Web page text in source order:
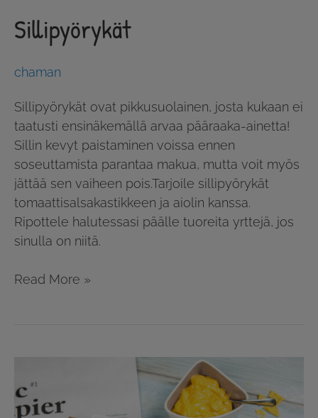
Sillipyörykät
chaman
Sillipyörykät ovat pikkusuolainen, josta kukaan ei
taatusti ensinäkemällä arvaa pääraaka-ainetta!
Sillin kevyt paistaminen voissa ennen
soseuttamista parantaa makua, mutta voit myös
jättää sen vaiheen pois.Tarjoile sillipyörykät
tomaattisalsakastikkeen ja aiolin kanssa.
Ripottele halutessasi päälle tuoreita yrttejä, jos
sinulla on niitä.
Read More »